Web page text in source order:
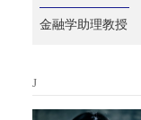
金融学助理教授
J